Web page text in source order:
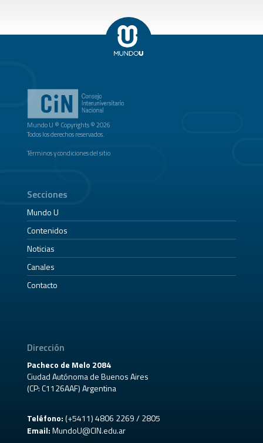
Mundo U ® Copyrights © 2026
Todos los derechos reservados.
Términos y condiciones del sitio
Secciones
Mundo U
Contenidos
Noticias
Canales
Contacto
Dirección
Pacheco de Melo 2084
Ciudad Autónoma de Buenos Aires
(CP: C1126AAF) Argentina
Teléfono:(+5411) 4806 2269 / 2805
Email: MundoU@CIN.edu.ar